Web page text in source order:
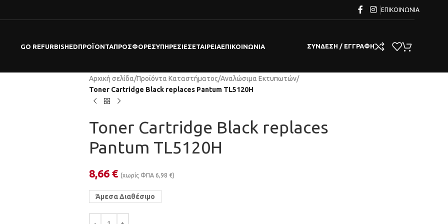
ΕΠΙΚΟΙΝΩΝΊΑ
GO REFURBISHEDΠΡΟΪΌΝΤΑΠΡΟΣΦΟΡΕΣΥΠΗΡΕΣΊΕΣΕΤΑΙΡΕΊΑΕΠΙΚΟΙΝΩΝΊΑ ΣΎΝΔΕΣΗ / ΕΓΓΡΑΦΉ
Αρχική σελίδα/Προϊόντα Καταστήματος/Αναλώσιμα Εκτυπωτών/
Toner Cartridge Black replaces Pantum TL5120H
Toner Cartridge Black replaces
Pantum TL5120H
8,66 € (χωρίς ΦΠΑ 6,98 €)
Άμεσα Διαθέσιμο